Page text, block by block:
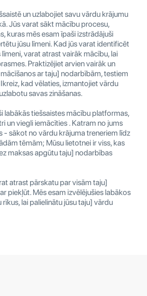
un uzlabojiet savu vārdu krājumu
Jūs varat sākt mācību procesu,
kuras mēs esam īpaši izstrādājuši
jūsu līmeni. Kad jūs varat identificēt
varat atrast vairāk mācību, lai
Praktizējiet arvien vairāk un
ar taju] nodarbībām, testiem
kad vēlaties, izmantojiet vārdu
savas zināšanas.
labākās tiešsaistes mācību platformas,
un viegli iemācīties . Katram no jums
- sākot no vārdu krājuma treneriem līdz
tēmām; Mūsu lietotnei ir viss, kas
maksas apgūtu taju] nodarbības
atrast pārskatu par visām taju]
piekļūt. Mēs esam izvēlējušies labākos
lai palielinātu jūsu taju] vārdu